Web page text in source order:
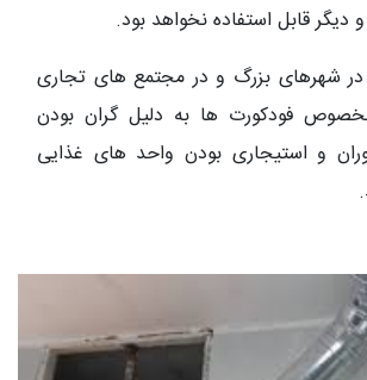
دیگر قابل استفاده نخواهد بود.
شهرهای بزرگ و در مجتمع های تجاری
فودکورت ها به دلیل گران بودن
و استیجاری بودن واحد های غذایی